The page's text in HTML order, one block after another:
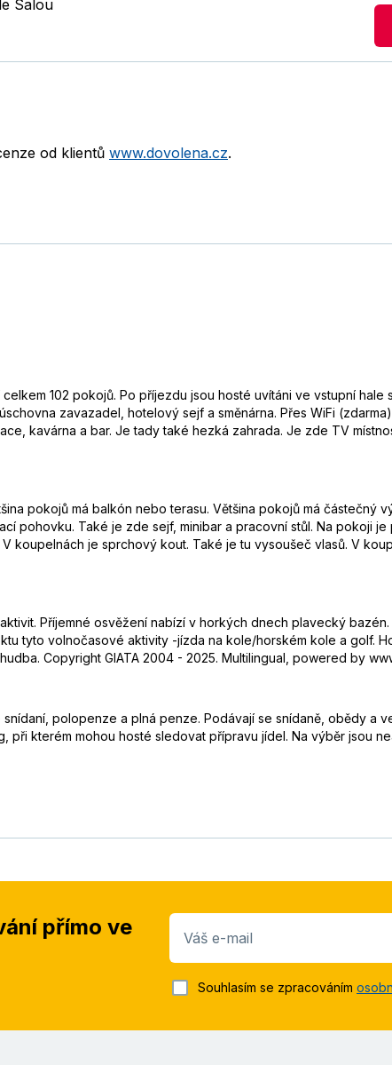
Salou
od klientů www.dovolena.cz.
102 pokojů. Po příjezdu jsou hosté uvítáni ve vstupní
zavazadel, hotelový sejf a směnárna. Přes WiFi
kavárna a bar. Je tady také hezká zahrada. Je zde TV
pokojů má balkón nebo terasu. Většina pokojů má částečný
pohovku. Také je zde sejf, minibar a pracovní stůl. Na pokoji
koupelnách je sprchový kout. Také je tu vysoušeč vlasů. V
Příjemné osvěžení nabízí v horkých dnech plavecký
tyto volnočasové aktivity -jízda na kole/horském kole a golf.
Copyright GIATA 2004 - 2025. Multilingual, powered by
polopenze a plná penze. Podávají se snídaně, obědy a
při kterém mohou hosté sledovat přípravu jídel. Na výběr jsou
přímo ve
Váš e-mail
Souhlasím se zpracováním